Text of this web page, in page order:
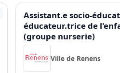
Assistant.e socio-
éducateur.trice de
(groupe nurserie)
Ville de Renens